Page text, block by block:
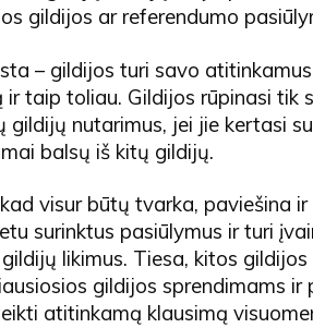
gildijos ar referendumo
– gildijos turi savo
ir taip toliau. Gildijos rūpinasi tik
nutarimus, jei jie kertasi
balsų iš kitų gildijų.
visur būtų tvarka, paviešina
surinktus pasiūlymus ir turi
likimus. Tiesa, kitos
gildijos sprendimams ir
atitinkamą klausimą